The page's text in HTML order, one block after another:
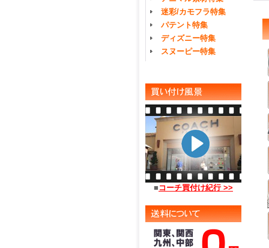
迷彩/カモフラ特集
パテント特集
ディズニー特集
スヌーピー特集
■ コーチ買付け紀行 >>